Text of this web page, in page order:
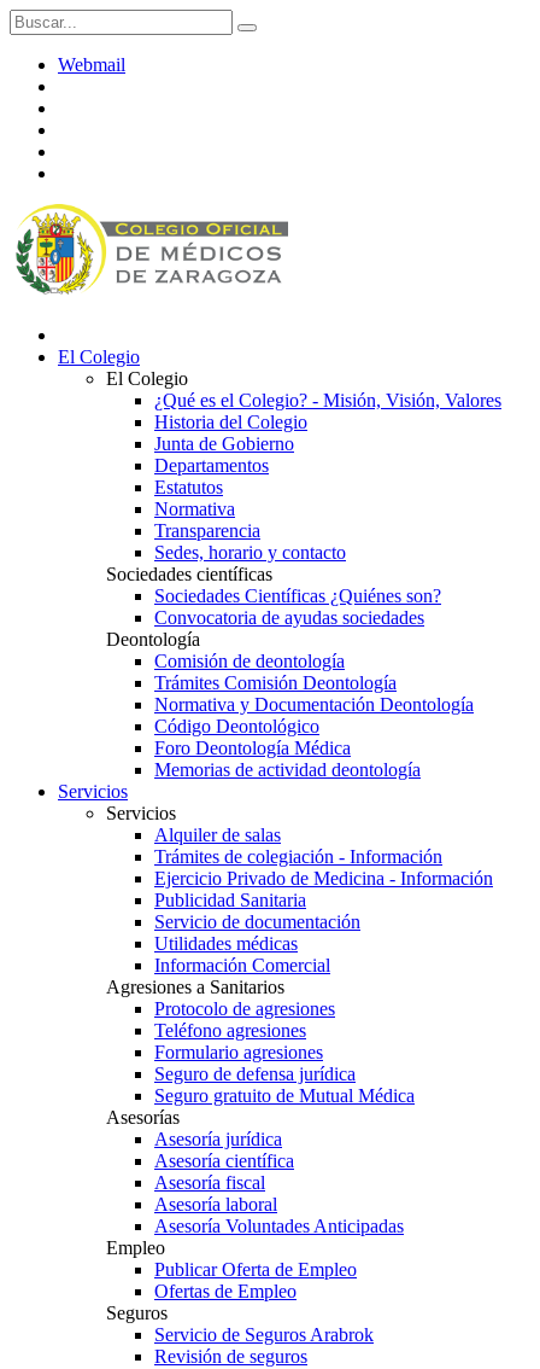
Webmail
El Colegio
El Colegio
¿Qué es el Colegio? - Misión, Visión, Valores
Historia del Colegio
Junta de Gobierno
Departamentos
Estatutos
Normativa
Transparencia
Sedes, horario y contacto
Sociedades científicas
Sociedades Científicas ¿Quiénes son?
Convocatoria de ayudas sociedades
Deontología
Comisión de deontología
Trámites Comisión Deontología
Normativa y Documentación Deontología
Código Deontológico
Foro Deontología Médica
Memorias de actividad deontología
Servicios
Servicios
Alquiler de salas
Trámites de colegiación - Información
Ejercicio Privado de Medicina - Información
Publicidad Sanitaria
Servicio de documentación
Utilidades médicas
Información Comercial
Agresiones a Sanitarios
Protocolo de agresiones
Teléfono agresiones
Formulario agresiones
Seguro de defensa jurídica
Seguro gratuito de Mutual Médica
Asesorías
Asesoría jurídica
Asesoría científica
Asesoría fiscal
Asesoría laboral
Asesoría Voluntades Anticipadas
Empleo
Publicar Oferta de Empleo
Ofertas de Empleo
Seguros
Servicio de Seguros Arabrok
Revisión de seguros